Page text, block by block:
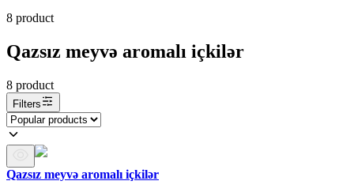
8 product
Qazsız meyvə aromalı içkilər
8 product
Filters
Qazsız meyvə aromalı içkilər